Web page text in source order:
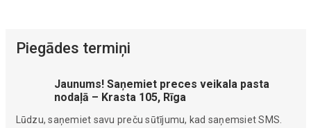
Piegādes termiņi
Jaunums! Saņemiet preces veikala pasta
nodaļā – Krasta 105, Rīga
Lūdzu, saņemiet savu preču sūtījumu, kad saņemsiet SMS.